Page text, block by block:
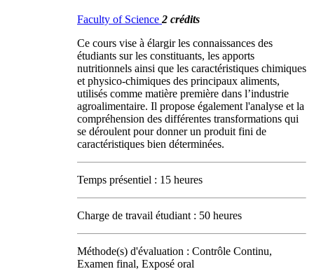
Faculty of Science 2 crédits
Ce cours vise à élargir les connaissances des
étudiants sur les constituants, les apports
nutritionnels ainsi que les caractéristiques chimiques
et physico-chimiques des principaux aliments,
utilisés comme matière première dans l’industrie
agroalimentaire. Il propose également l'analyse et la
compréhension des différentes transformations qui
se déroulent pour donner un produit fini de
caractéristiques bien déterminées.
Temps présentiel : 15 heures
Charge de travail étudiant : 50 heures
Méthode(s) d'évaluation : Contrôle Continu,
Examen final, Exposé oral